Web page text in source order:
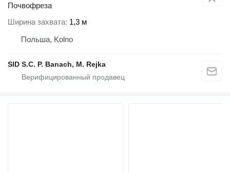
Почвофреза
Ширина захвата 1,3 м
Польша, Kolno
SID S.C. P. Banach, M. Rejka